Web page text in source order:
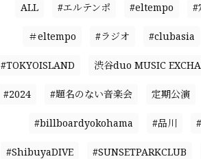
ALL #エルテンポ #eltempo #
＃eltempo #ラジオ #clubasia
#TOKYOISLAND 渋谷duo MUSIC
#2024 #題名のない音楽会 定期公演
#billboardyokohama #品川
#ShibuyaDIVE #SUNSETPARKCLUB